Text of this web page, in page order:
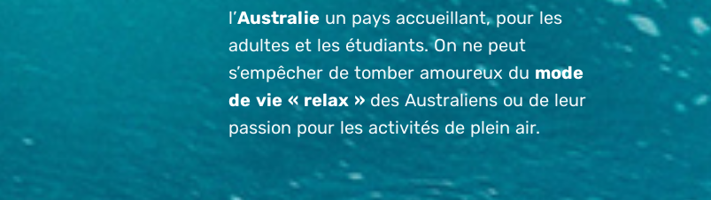
l’Australieun pays accueillant, pour les
adultes et les étudiants. On ne peut
s’empêcher de tomber amoureux du mode
de vie « relax »des Australiens ou de leur
passion pour les activités de plein air.